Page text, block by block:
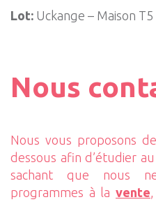
Lot: Uckange – Maison
Nous
Nous vous proposons
dessous afin d’étudier
sachant que nous
programmes à la vente